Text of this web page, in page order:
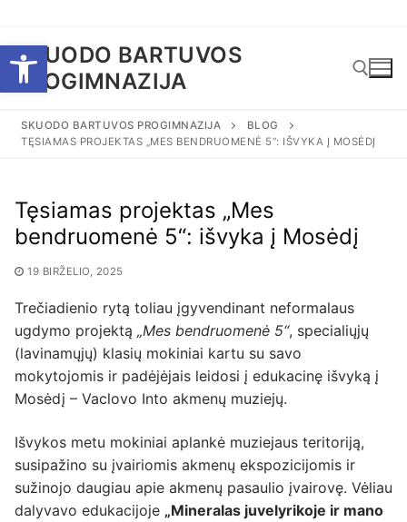
Open toolbar
prie
turinio
SKUODO BARTUVOS
PROGIMNAZIJA
Ieškoti:
SKUODO BARTUVOS PROGIMNAZIJA
BLOG
TĘSIAMAS PROJEKTAS „MES BENDRUOMENĖ 5“: IŠVYKA Į MOSĖDĮ
Tęsiamas projektas „Mes
bendruomenė 5“: išvyka į Mosėdį
19 BIRŽELIO, 2025
Trečiadienio rytą toliau įgyvendinant neformalaus
ugdymo projektą „Mes bendruomenė 5“, specialiųjų
(lavinamųjų) klasių mokiniai kartu su savo
mokytojomis ir padėjėjais leidosi į edukacinę išvyką į
Mosėdį – Vaclovo Into akmenų muziejų.
Išvykos metu mokiniai aplankė muziejaus teritoriją,
susipažino su įvairiomis akmenų ekspozicijomis ir
sužinojo daugiau apie akmenų pasaulio įvairovę. Vėliau
dalyvavo edukacijoje „Mineralas juvelyrikoje ir mano